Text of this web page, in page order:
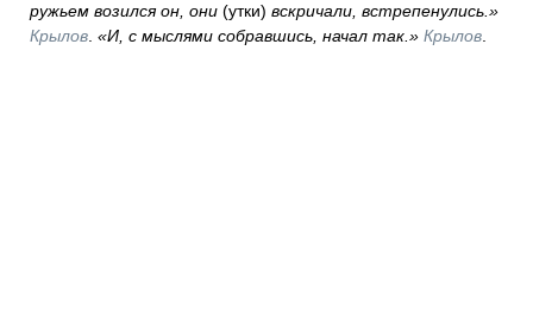
ружьем возился он, они (утки) вскричали, встрепенулись.»
Крылов «И, с мыслями собравшись, начал так.» Крылов